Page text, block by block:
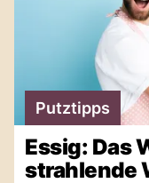
Putztipps
Essig: Das
strahlende